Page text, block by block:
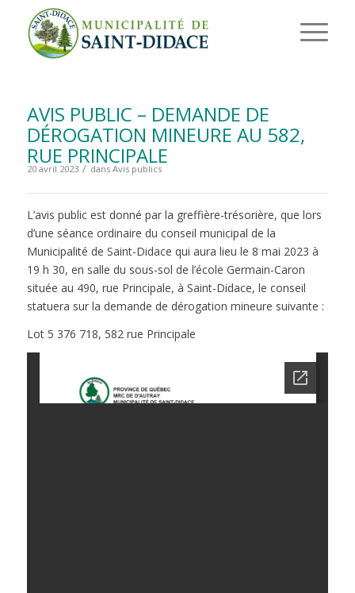
AVIS PUBLIC – DEMANDE DE
DÉROGATION MINEURE AU 582,
RUE PRINCIPALE
20 avril 2023 / dans Avis publics
L’avis public est donné par la greffière-trésorière, que lors
d’une séance ordinaire du conseil municipal de la
Municipalité de Saint-Didace qui aura lieu le 8 mai 2023 à
19 h 30, en salle du sous-sol de l’école Germain-Caron
située au 490, rue Principale, à Saint-Didace, le conseil
statuera sur la demande de dérogation mineure suivante :
Lot 5 376 718, 582 rue Principale